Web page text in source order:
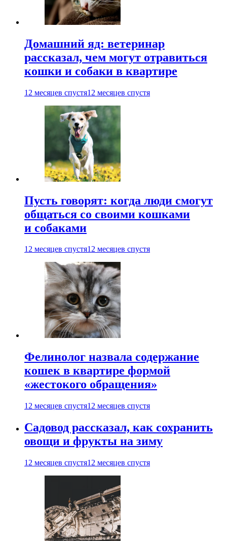
Домашний яд: ветеринар
рассказал, чем могут отравиться
кошки и собаки в квартире
12 месяцев спустя12 месяцев спустя
Пусть говорят: когда люди смогут
общаться со своими кошками
и собаками
12 месяцев спустя12 месяцев спустя
Фелинолог назвала содержание
кошек в квартире формой
«жестокого обращения»
12 месяцев спустя12 месяцев спустя
Садовод рассказал, как сохранить
овощи и фрукты на зиму
12 месяцев спустя12 месяцев спустя